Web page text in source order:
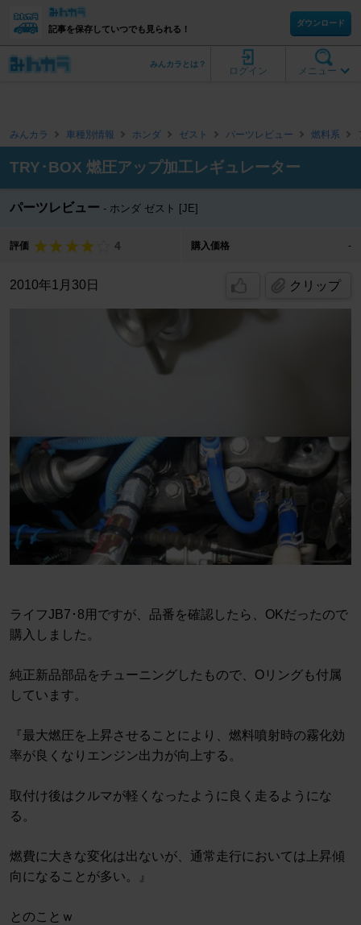
記事を保存していつでも見られる！
ダウンロード
メニュー
ログイン
みんカラとは？
みんカラ 車種別情報 ホンダ ゼスト パーツレビュー 燃料系
TRY･BOX 燃圧アップ加工レギュレーター
パーツレビュー ホンダ ゼスト [JE]
評価 4 購入価格 -
2010年1月30日 クリップ
ライフJB7･8用ですが、品番を確認したら、OKだったので
購入しました。
純正新品部品をチューニングしたもので、Oリングも付属
しています。
『最大燃圧を上昇させることにより、燃料噴射時の霧化効
率が良くなりエンジン出力が向上する。
取付け後はクルマが軽くなったように良く走るようにな
る。
燃費に大きな変化は出ないが、通常走行においては上昇傾
向になることが多い。』
とのことｗ